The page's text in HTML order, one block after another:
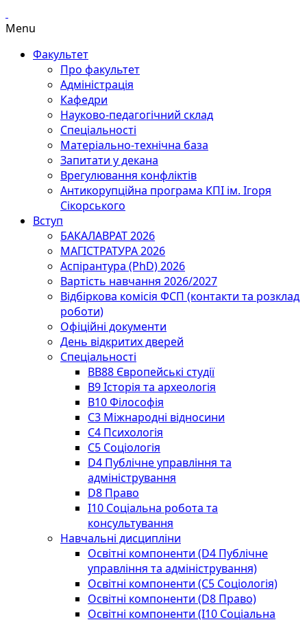
Menu
Факультет
Про факультет
Адміністрація
Кафедри
Науково-педагогічний склад
Спеціальності
Матеріально-технічна база
Запитати у декана
Врегулювання конфліктів
Антикорупційна програма КПІ ім. Ігоря
Сікорського
Вступ
БАКАЛАВРАТ 2026
МАГІСТРАТУРА 2026
Аспірантура (PhD) 2026
Вартість навчання 2026/2027
Відбіркова комісія ФСП (контакти та розклад
роботи)
Офіційні документи
День відкритих дверей
Спеціальності
BВ88 Європейські студії
B9 Історія та археологія
B10 Філософія
C3 Міжнародні відносини
C4 Психологія
С5 Соціологія
D4 Публічне управління та
адміністрування
D8 Право
I10 Соціальна робота та
консультування
Навчальні дисципліни
Освітні компоненти (D4 Публічне
управління та адміністрування)
Освітні компоненти (С5 Соціологія)
Освітні компоненти (D8 Право)
Освітні компоненти (I10 Соціальна